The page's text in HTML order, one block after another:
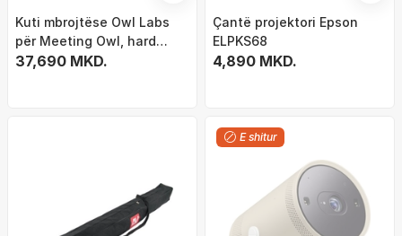
Kuti mbrojtëse Owl Labs
për Meeting Owl, hard
case, e zezë
37,690 MKD.
Çantë projektori Epson
ELPKS68
4,890 MKD.
E shitur